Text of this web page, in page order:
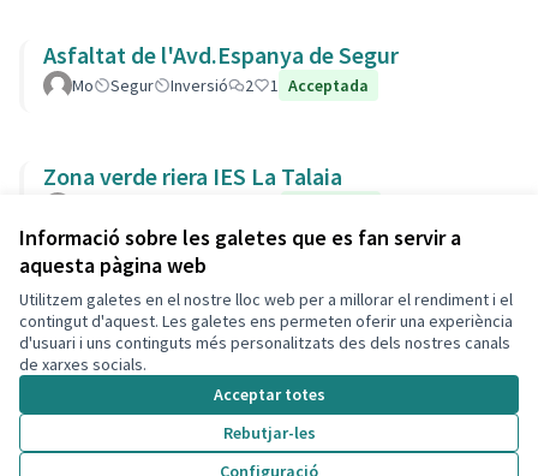
Informació sobre les galetes que es fan servir a
aquesta pàgina web
Utilitzem galetes en el nostre lloc web per a millorar el rendiment i el
contingut d'aquest. Les galetes ens permeten oferir una experiència
d'usuari i uns continguts més personalitzats des dels nostres canals
de xarxes socials.
Acceptar totes
Rebutjar-les
Configuració
Asfaltat de l'Avd.Espanya de Segur
Mo Segur Inversió 2 1 Acceptada
Zona verde riera IES La Talaia
Termes i condicions d'ús
Configuració de les galetes
Decidim Calafell a X
(Enllaç extern)
Decidim Calafell a Facebook
Decidim Calafell a YouTube
Decidim Calafell a GitHub
(Enllaç extern)
Amb
(Enllaç